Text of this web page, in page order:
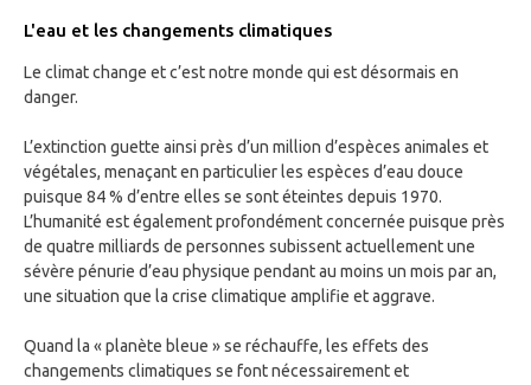
L'eau et les changements climatiques
Le climat change et c’est notre monde qui est désormais en
danger.
L’extinction guette ainsi près d’un million d’espèces animales et
végétales, menaçant en particulier les espèces d’eau douce
puisque 84 % d’entre elles se sont éteintes depuis 1970.
L’humanité est également profondément concernée puisque près
de quatre milliards de personnes subissent actuellement une
sévère pénurie d’eau physique pendant au moins un mois par an,
une situation que la crise climatique amplifie et aggrave.
Quand la « planète bleue » se réchauffe, les effets des
changements climatiques se font nécessairement et